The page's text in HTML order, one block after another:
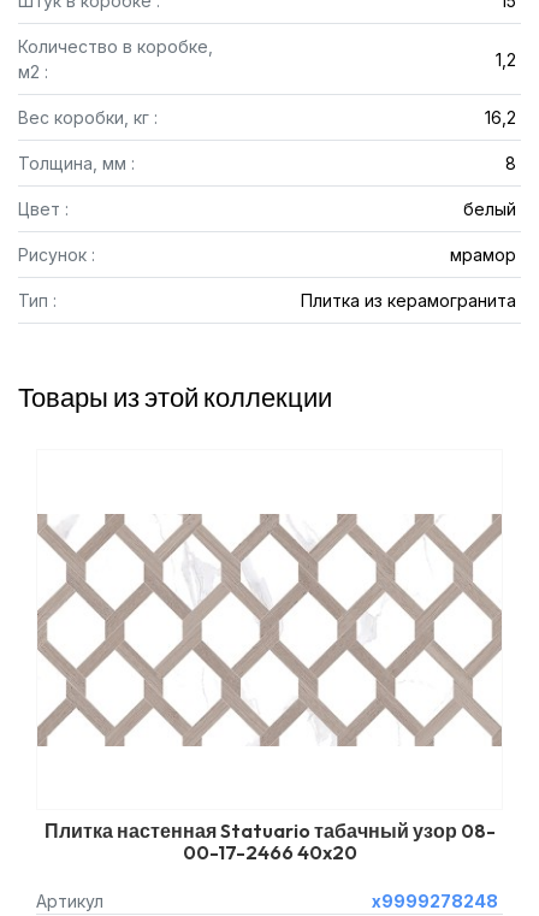
Количество в коробке,
м2 :
1,2
Вес коробки, кг : 16,2
Толщина, мм : 8
Цвет : белый
Рисунок : мрамор
Тип : Плитка из керамогранита
Товары из этой коллекции
Плитка настенная Statuario табачный узор 08-
00-17-2466 40x20
Артикул
х9999278248